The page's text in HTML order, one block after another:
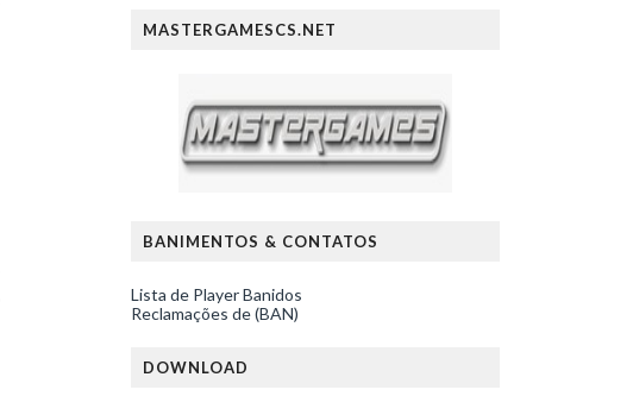
MASTERGAMESCS.NET
BANIMENTOS & CONTATOS
Lista de Player Banidos
Reclamações de (BAN)
DOWNLOAD